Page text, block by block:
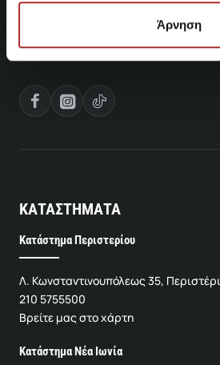
Άρνηση
ΚΑΤΑΣΤΗΜΑΤΑ
Κατάστημα Περιστερίου
Λ. Κωνσταντινουπόλεως 35, Περιστέρι
210 5755500
Βρείτε μας στο χάρτη
Κατάστημα Νέα Ιωνία